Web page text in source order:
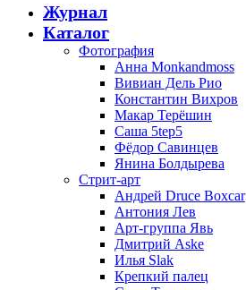
Журнал
Каталог
Фотография
Анна Monkandmoss
Вивиан Дель Рио
Константин Вихров
Макар Терёшин
Саша 5tep5
Фёдор Савинцев
Янина Болдырева
Стрит-арт
Андрей Druce Boxcar
Антония Лев
Арт-группа Явь
Дмитрий Aske
Илья Slak
Крепкий палец